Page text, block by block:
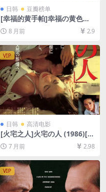
日韩 豆瓣榜单
[幸福的黄手帕]幸福の黄色い
ハンカチ (1977)[百度网盘+夸
克网盘1080P超清未删减资源]
9GB][中文字幕]
8 月前 2.9
VIP
日韩 高清电影
[火宅之人]火宅の人 (1986)[百
度网盘+夸克网盘1080P超清
未删减资源][网盘在线播放/下
载][MP4/9.9GB][中文字幕]
7 月前 2.98
VIP